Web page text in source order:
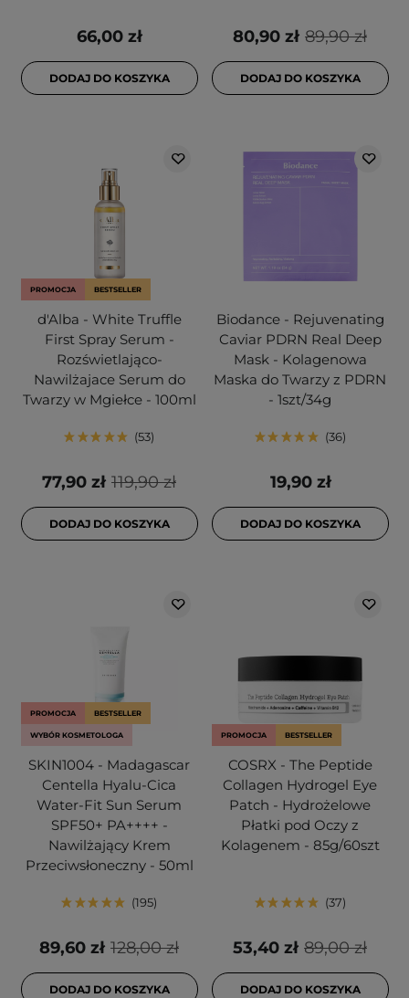
66,00 zł
DODAJ DO KOSZYKA
89,90 zł
80,90 zł
DODAJ DO KOSZYKA
PROMOCJA BESTSELLER
d'Alba - White Truffle
First Spray Serum -
Rozświetlająco-
Nawilżajace Serum do
Twarzy w Mgiełce - 100ml
53
119,90 zł
77,90 zł
DODAJ DO KOSZYKA
Biodance - Rejuvenating
Caviar PDRN Real Deep
Mask - Kolagenowa
Maska do Twarzy z PDRN
- 1szt/34g
36
19,90 zł
DODAJ DO KOSZYKA
PROMOCJA BESTSELLER
WYBÓR KOSMETOLOGA
SKIN1004 - Madagascar
Centella Hyalu-Cica
Water-Fit Sun Serum
SPF50+ PA++++ -
Nawilżający Krem
Przeciwsłoneczny - 50ml
195
128,00 zł
89,60 zł
DODAJ DO KOSZYKA
PROMOCJA BESTSELLER
COSRX - The Peptide
Collagen Hydrogel Eye
Patch - Hydrożelowe
Płatki pod Oczy z
Kolagenem - 85g/60szt
37
89,00 zł
53,40 zł
DODAJ DO KOSZYKA